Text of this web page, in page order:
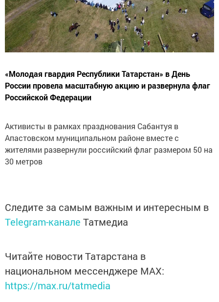
«Молодая гвардия Республики Татарстан» в День
России провела масштабную акцию и развернула флаг
Российской Федерации
Активисты в рамках празднования Сабантуя в
Апастовском муниципальном районе вместе с
жителями развернули российский флаг размером 50 на
30 метров
Следите за самым важным и интересным в
Telegram-канале Татмедиа
Читайте новости Татарстана в
национальном мессенджере MАХ:
https://max.ru/tatmedia